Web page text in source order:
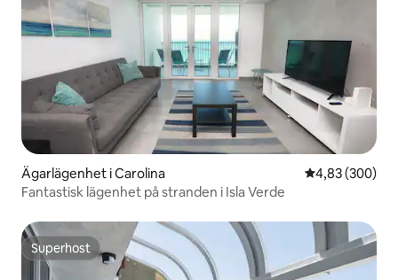
Ägarlägenhet i Carolina 4,83 av 5 i
4,83 (300)
Fantastisk lägenhet på stranden i Isla Verde
Superhost
Superhost